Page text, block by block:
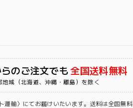
らのご注文でも全国送料無料
域（北海道、沖縄・離島）を除く
運輸〉にてお届けいたいます。送料は全国無料